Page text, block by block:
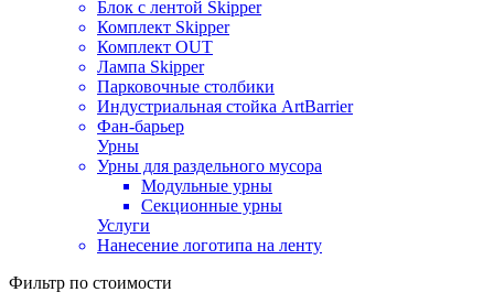
Блок с лентой Skipper
Комплект Skipper
Комплект OUT
Лампа Skipper
Парковочные столбики
Индустриальная стойка ArtBarrier
Фан-барьер
Урны
Урны для раздельного мусора
Модульные урны
Секционные урны
Услуги
Нанесение логотипа на ленту
Фильтр по стоимости